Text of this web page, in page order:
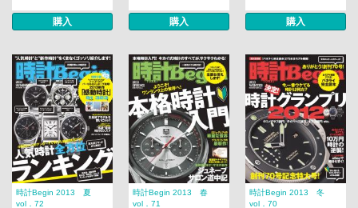
購入 購入 購入
時計Begin 2013 夏
vol．72
時計Begin 2013 春
vol．71
時計Begin 2013 冬
vol．70